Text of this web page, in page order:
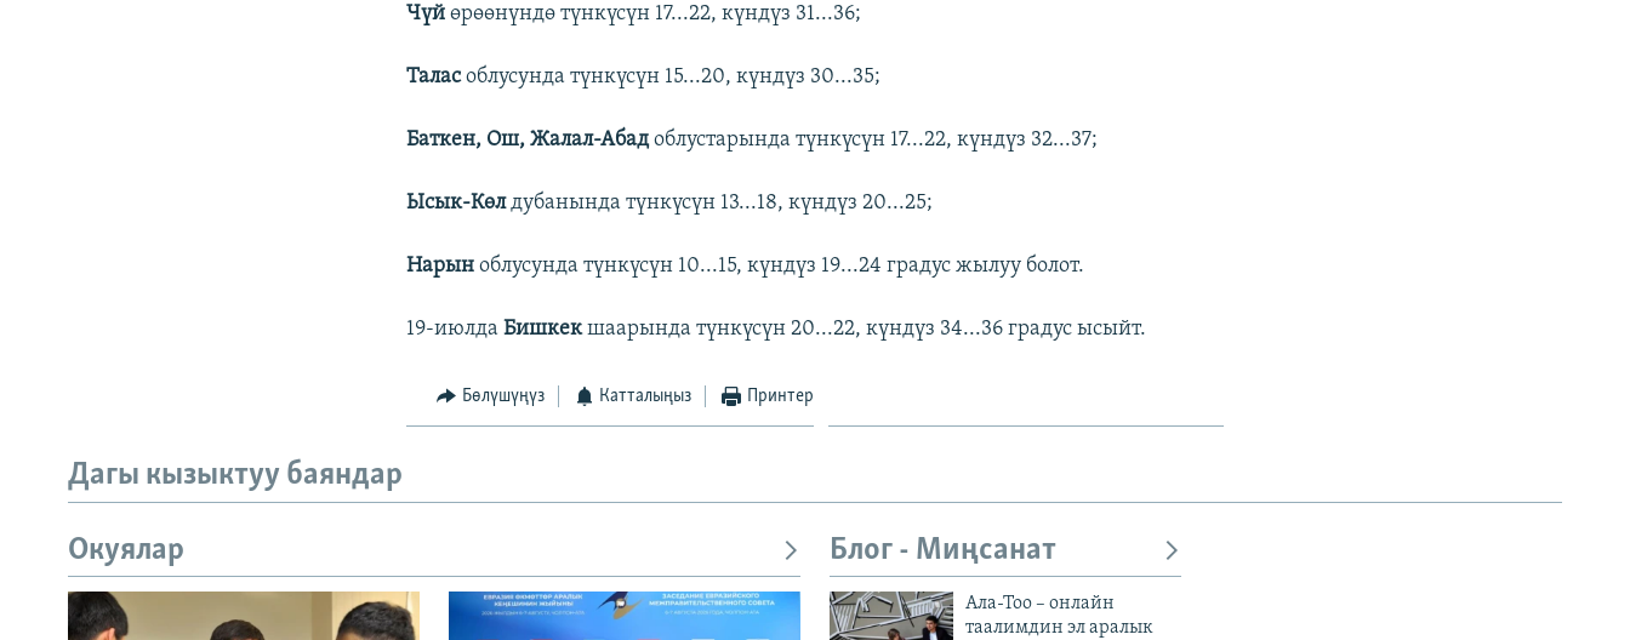
Чүйөрөөнүндө түнкүсүн 17...22, күндүз 31...36;
Таласоблусунда түнкүсүн 15...20, күндүз 30...35;
Баткен, Ош, Жалал-Абадоблустарында түнкүсүн 17...22, күндүз 32...37;
Ысык-Көлдубанында түнкүсүн 13...18, күндүз 20...25;
Нарыноблусунда түнкүсүн 10...15, күндүз 19...24 градус жылуу болот.
19-июлдаБишкекшаарында түнкүсүн 20...22, күндүз 34...36 градус ысыйт.
Бөлүшүңүз Катталыңыз Принтер
Дагы кызыктуу баяндар
Окуялар Блог - Миңсанат
Ала-Тоо – онлайн
таалимдин эл аралык